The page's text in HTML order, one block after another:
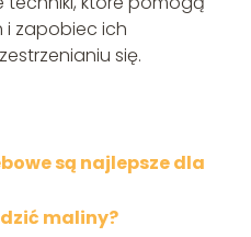
i zapobiec ich
się.
są najlepsze dla
maliny?